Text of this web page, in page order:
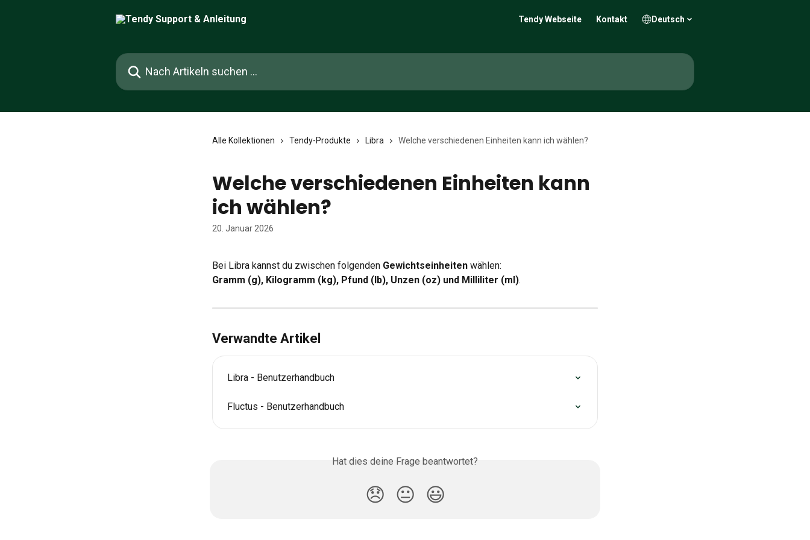
Tendy Webseite Kontakt Deutsch
Nach Artikeln suchen …
Alle Kollektionen Tendy-Produkte Libra Welche verschiedenen Einheiten kann ich wählen?
Welche verschiedenen Einheiten kann
ich wählen?
20. Januar 2026
Bei Libra kannst du zwischen folgenden Gewichtseinheiten wählen:
Gramm (g), Kilogramm (kg), Pfund (lb), Unzen (oz) und Milliliter (ml).
Verwandte Artikel
Libra - Benutzerhandbuch
Fluctus - Benutzerhandbuch
Hat dies deine Frage beantwortet?
😞 😐 😃